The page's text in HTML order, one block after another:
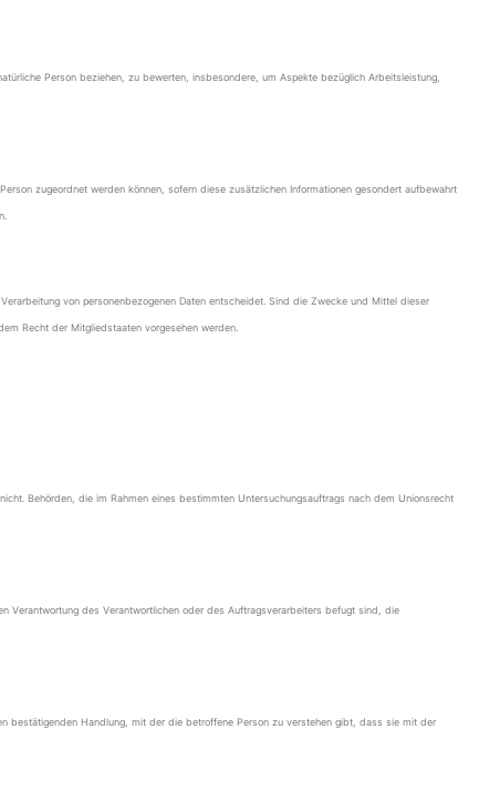
Person beziehen, zu bewerten, insbesondere, um Aspekte bezüglich Arbeitsleistung,
zugeordnet werden können, sofern diese zusätzlichen Informationen gesondert aufbewahrt
von personenbezogenen Daten entscheidet. Sind die Zwecke und Mittel dieser
Recht der Mitgliedstaaten vorgesehen werden.
Behörden, die im Rahmen eines bestimmten Untersuchungsauftrags nach dem Unionsrecht
Verantwortung des Verantwortlichen oder des Auftragsverarbeiters befugt sind, die
bestätigenden Handlung, mit der die betroffene Person zu verstehen gibt, dass sie mit der